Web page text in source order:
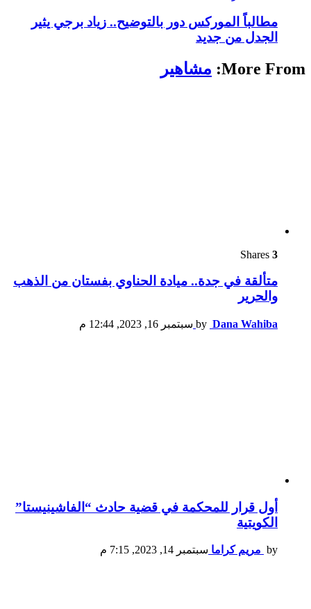
مطالباً الموركس دور بالتوضيح.. زياد برجي يثير
الجدل من جديد
More From: مشاهير
3
متألقة في جدة.. ميادة الحناوي بفستان من الذهب
والحرير
by Dana Wahiba سبتمبر 16, 2023, 12:44 م
أول قرار للمحكمة في قضية حادث “الفاشينيستا”
الكويتية
by مريم كراما سبتمبر 14, 2023, 7:15 م